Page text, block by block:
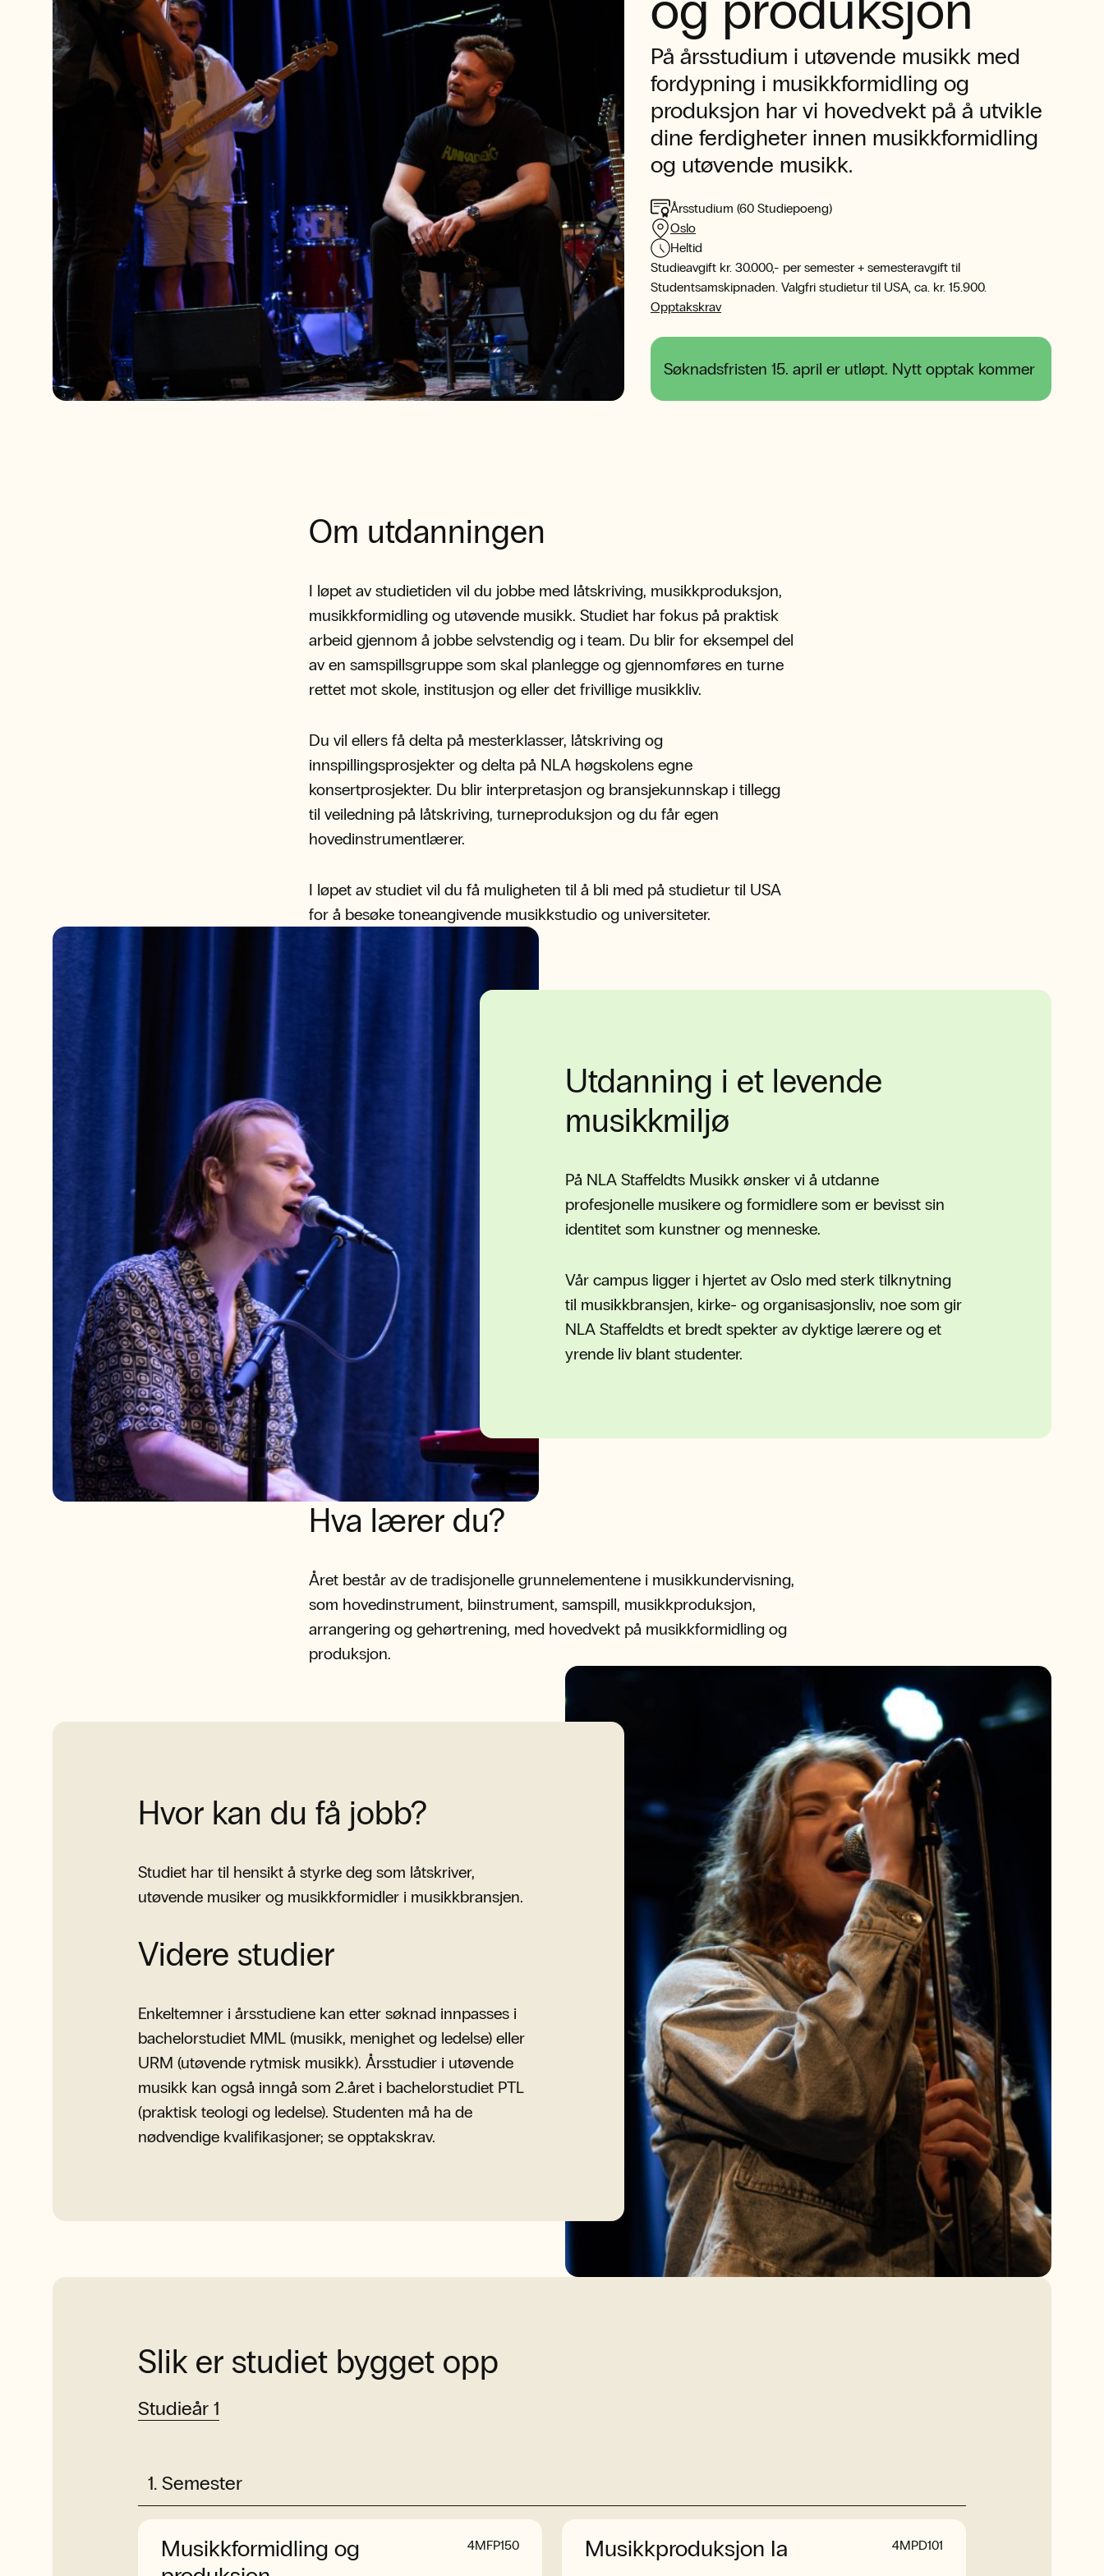
På årsstudium i utøvende musikk med
fordypning i musikkformidling og
produksjon har vi hovedvekt på å utvikle
dine ferdigheter innen musikkformidling
og utøvende musikk.
Årsstudium (60 Studiepoeng)
Oslo
Heltid
Studieavgift kr. 30.000,- per semester + semesteravgift til
Studentsamskipnaden. Valgfri studietur til USA, ca. kr. 15.900.
Opptakskrav
Søknadsfristen 15. april er utløpt. Nytt opptak kommer
Om utdanningen
I løpet av studietiden vil du jobbe med låtskriving, musikkproduksjon,
musikkformidling og utøvende musikk. Studiet har fokus på praktisk
arbeid gjennom å jobbe selvstendig og i team. Du blir for eksempel del
av en samspillsgruppe som skal planlegge og gjennomføres en turne
rettet mot skole, institusjon og eller det frivillige musikkliv.
Du vil ellers få delta på mesterklasser, låtskriving og
innspillingsprosjekter og delta på NLA høgskolens egne
konsertprosjekter. Du blir interpretasjon og bransjekunnskap i tillegg
til veiledning på låtskriving, turneproduksjon og du får egen
hovedinstrumentlærer.
I løpet av studiet vil du få muligheten til å bli med på studietur til USA
for å besøke toneangivende musikkstudio og universiteter.
Utdanning i et levende
musikkmiljø
På NLA Staffeldts Musikk ønsker vi å utdanne
profesjonelle musikere og formidlere som er bevisst sin
identitet som kunstner og menneske.
Vår campus ligger i hjertet av Oslo med sterk tilknytning
til musikkbransjen, kirke- og organisasjonsliv, noe som gir
NLA Staffeldts et bredt spekter av dyktige lærere og et
yrende liv blant studenter.
Hva lærer du?
Året består av de tradisjonelle grunnelementene i musikkundervisning,
som hovedinstrument, biinstrument, samspill, musikkproduksjon,
arrangering og gehørtrening, med hovedvekt på musikkformidling og
produksjon.
Hvor kan du få jobb?
Studiet har til hensikt å styrke deg som låtskriver,
utøvende musiker og musikkformidler i musikkbransjen.
Videre studier
Enkeltemner i årsstudiene kan etter søknad innpasses i
bachelorstudiet MML (musikk, menighet og ledelse) eller
URM (utøvende rytmisk musikk). Årsstudier i utøvende
musikk kan også inngå som 2.året i bachelorstudiet PTL
(praktisk teologi og ledelse). Studenten må ha de
nødvendige kvalifikasjoner; se opptakskrav.
Slik er studiet bygget opp
Studieår 1
1. Semester
Musikkformidling og
4MFP150 Musikkproduksjon Ia 4MPD101